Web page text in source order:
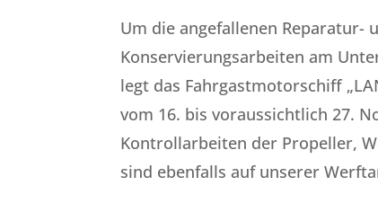
Um die angefallenen Reparatur-
Konservierungsarbeiten am
legt das Fahrgastmotorschiff
vom 16. bis voraussichtlich 27.
Kontrollarbeiten der Propeller,
sind ebenfalls auf unserer